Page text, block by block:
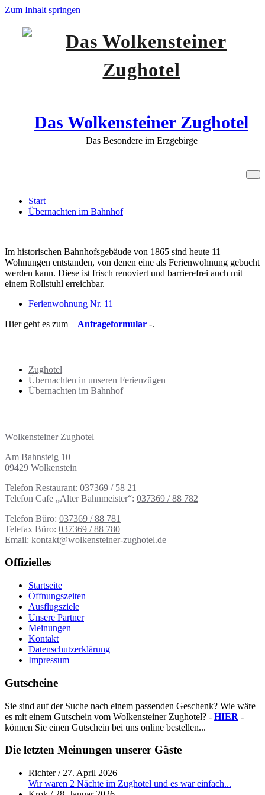
Zum Inhalt springen
Das Wolkensteiner Zughotel
Das Besondere im Erzgebirge
Start
Übernachten im Bahnhof
Im historischen Bahnhofsgebäude von 1865 sind heute 11
Wohnungen entstanden, von denen eine als Ferienwohnung gebucht
werden kann. Diese ist frisch renoviert und barrierefrei auch mit
einem Rollstuhl erreichbar.
Ferienwohnung Nr. 11
Hier geht es zum – Anfrageformular -.
Zughotel
Übernachten in unseren Ferienzügen
Übernachten im Bahnhof
Wolkensteiner Zughotel
Am Bahnsteig 10
09429 Wolkenstein
Telefon Restaurant: 037369 / 58 21
Telefon Cafe „Alter Bahnmeister“: 037369 / 88 782
Telefon Büro: 037369 / 88 781
Telefax Büro: 037369 / 88 780
Email: kontakt@wolkensteiner-zughotel.de
Offizielles
Startseite
Öffnungszeiten
Ausflugsziele
Unsere Partner
Meinungen
Kontakt
Datenschutzerklärung
Impressum
Gutscheine
Sie sind auf der Suche nach einem passenden Geschenk? Wie wäre
es mit einem Gutschein vom Wolkensteiner Zughotel? - HIER -
können Sie einen Gutschein bei uns online bestellen...
Die letzten Meinungen unserer Gäste
Richter/ 27. April 2026
Wir waren 2 Nächte im Zughotel und es war einfach...